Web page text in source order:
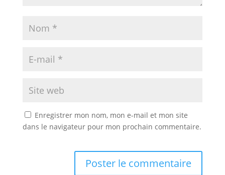
Enregistrer mon nom, mon e-mail et mon site
dans le navigateur pour mon prochain commentaire.